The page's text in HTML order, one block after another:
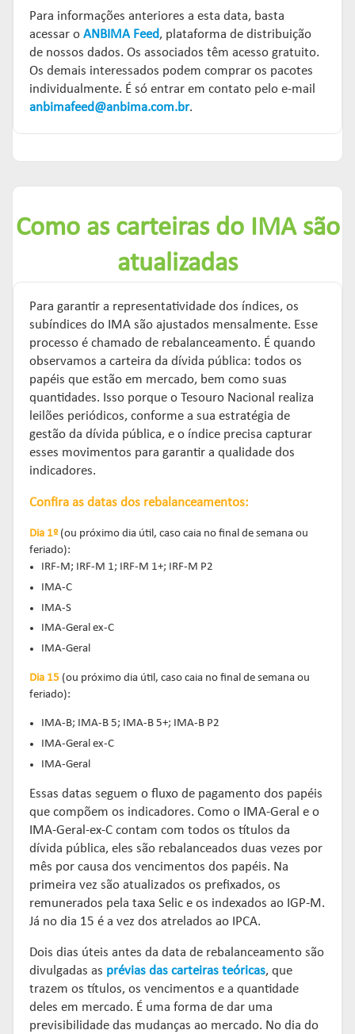
Para informações anteriores a esta data, basta
acessar o ANBIMA Feed, plataforma de distribuição
de nossos dados. Os associados têm acesso gratuito.
Os demais interessados podem comprar os pacotes
individualmente. É só entrar em contato pelo e-mail
anbimafeed@anbima.com.br.
Como as carteiras do IMA são
atualizadas
Para garantir a representatividade dos índices, os
subíndices do IMA são ajustados mensalmente. Esse
processo é chamado de rebalanceamento. É quando
observamos a carteira da dívida pública: todos os
papéis que estão em mercado, bem como suas
quantidades. Isso porque o Tesouro Nacional realiza
leilões periódicos, conforme a sua estratégia de
gestão da dívida pública, e o índice precisa capturar
esses movimentos para garantir a qualidade dos
indicadores.
Confira as datas dos rebalanceamentos:
Dia 1º(ou próximo dia útil, caso caia no final de semana ou
feriado):
IRF-M; IRF-M 1; IRF-M 1+; IRF-M P2
IMA-C
IMA-S
IMA-Geral ex-C
IMA-Geral
Dia 15 (ou próximo dia útil, caso caia no final de semana ou
feriado):
IMA-B; IMA-B 5; IMA-B 5+; IMA-B P2
IMA-Geral ex-C
IMA-Geral
Essas datas seguem o fluxo de pagamento dos papéis
que compõem os indicadores. Como o IMA-Geral e o
IMA-Geral-ex-C contam com todos os títulos da
dívida pública, eles são rebalanceados duas vezes por
mês por causa dos vencimentos dos papéis. Na
primeira vez são atualizados os prefixados, os
remunerados pela taxa Selic e os indexados ao IGP-M.
Já no dia 15 é a vez dos atrelados ao IPCA.
Dois dias úteis antes da data de rebalanceamento são
divulgadas as prévias das carteiras teóricas, que
trazem os títulos, os vencimentos e a quantidade
deles em mercado. É uma forma de dar uma
previsibilidade das mudanças ao mercado. No dia do